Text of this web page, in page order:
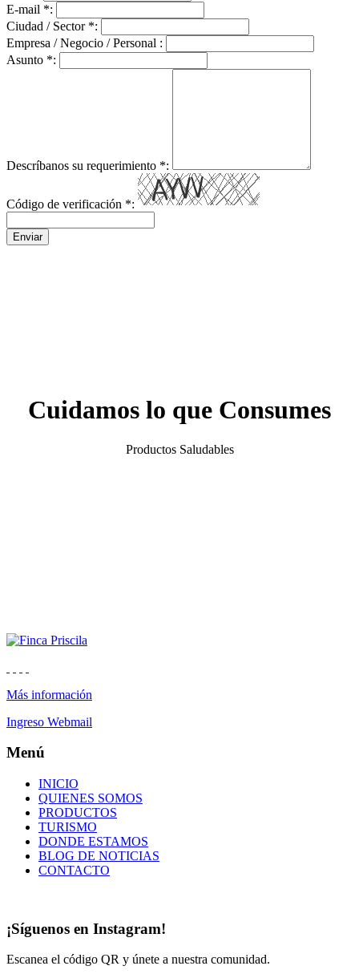
E-mail *:
Ciudad / Sector *:
Empresa / Negocio / Personal :
Asunto *:
Descríbanos su requerimiento *:
Código de verificación *:
Enviar
Cuidamos lo que Consumes
Productos Saludables
Más información
Ingreso Webmail
Menú
INICIO
QUIENES SOMOS
PRODUCTOS
TURISMO
DONDE ESTAMOS
BLOG DE NOTICIAS
CONTACTO
¡Síguenos en Instagram!
Escanea el código QR y únete a nuestra comunidad.